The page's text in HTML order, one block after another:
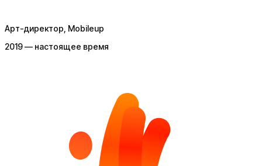
Арт-директор , Mobileup
2019 — настоящее время